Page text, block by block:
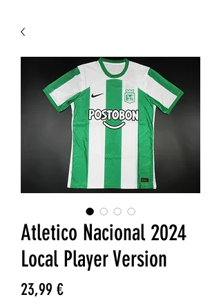
Atletico Nacional 2024
Local Player Version
23,99 €Precio